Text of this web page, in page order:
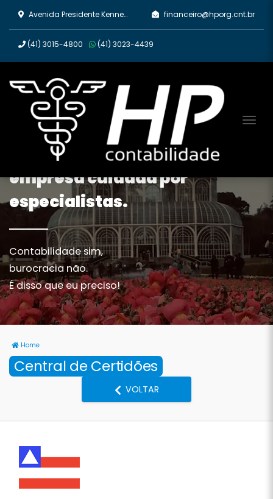
Avenida Presidente Kennedy, 2670 - Rebouças, Curitiba/PR financeiro@hporg.cnt.br
(41) 3015-4800 (41) 3023-4439
Tenha a contabilidade da sua
empresa cuidada por
especialistas.
Contabilidade sim,
burocracia não.
É disso que eu preciso!
Home
Central de Certidões
VOLTAR